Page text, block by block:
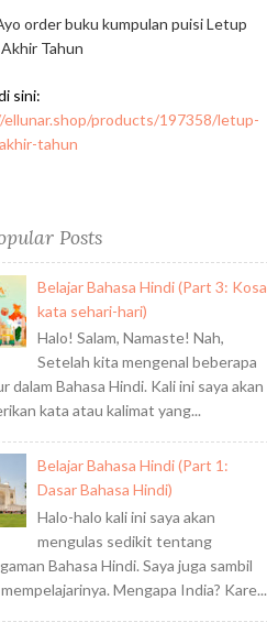
order buku kumpulan puisi Letup
Tahun
sini:
products/197358/letup-
tahun
Posts
Belajar Bahasa Hindi (Part 3: Kosa
kata sehari-hari)
Halo! Salam, Namaste! Nah,
Setelah kita mengenal beberapa
dalam Bahasa Hindi. Kali ini saya akan
kata atau kalimat yang...
Belajar Bahasa Hindi (Part 1:
Dasar Bahasa Hindi)
Halo-halo kali ini saya akan
mengulas sedikit tentang
Bahasa Hindi. Saya juga sambil
Mengapa India? Kare...